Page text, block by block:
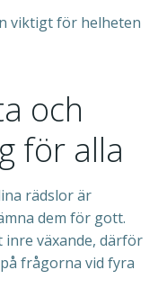
viktigt för helheten
och
för alla
rädslor är
dem för gott.
inre växande, därför
frågorna vid fyra